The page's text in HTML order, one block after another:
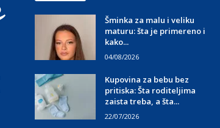
Šminka za malu i veliku
maturu: šta je primereno i
kako...
04/08/2026
Kupovina za bebu bez
pritiska: Šta roditeljima
zaista treba, a šta...
22/07/2026